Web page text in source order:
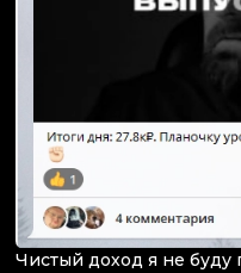
Чистый доход я не буду